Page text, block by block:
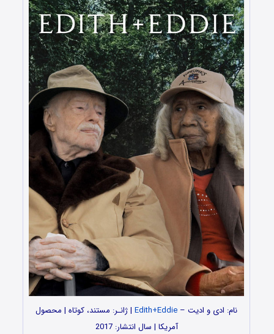
نام: ادی و ادیت – Edith+Eddie | ژانـر: مستند، کوتاه | محصول
آمریکا | سال انتشار: 2017